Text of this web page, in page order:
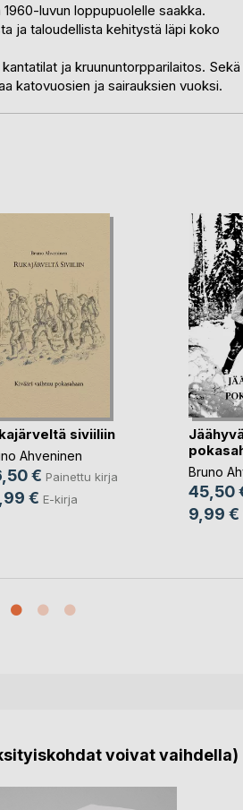
luvun loppupuolelle saakka.
ja taloudellista kehitystä läpi koko
ja kruununtorpparilaitos. Sekä
katovuosien ja sairauksien vuoksi.
siviiliin
Ahveninen
€ Painettu kirja
€ E-kirja
Bruno
45,50
9,99 €
voivat vaihdella)